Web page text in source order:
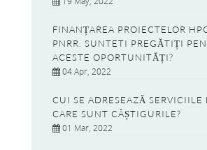
FINANȚAREA PROIECTELOR
PNRR. SUNTETI PREGĂTIȚI
ACESTE OPORTUNITĂȚI?
04 Apr, 2022
CUI SE ADRESEAZĂ SERVICIILE
CARE SUNT CÂȘTIGURILE?
01 Mar, 2022